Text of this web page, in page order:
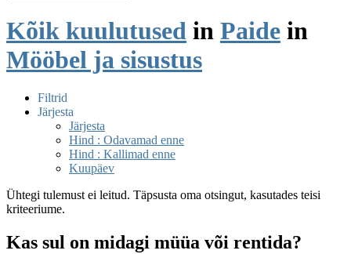
Kõik kuulutused in Paide in
Mööbel ja sisustus
Filtrid
Järjesta
Järjesta
Hind : Odavamad enne
Hind : Kallimad enne
Kuupäev
Ühtegi tulemust ei leitud. Täpsusta oma otsingut, kasutades teisi
kriteeriume.
Kas sul on midagi müüa või rentida?